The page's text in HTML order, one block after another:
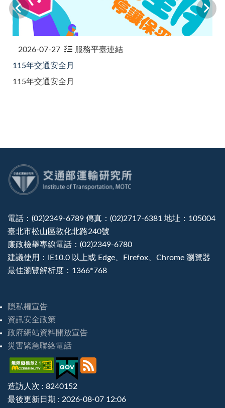
2026-07-27 服務平臺連結
115年交通安全月
115年交通安全月
電話：(02)2349-6789 傳真：(02)2717-6381 地址：105004
臺北市松山區敦化北路240號
廉政檢舉專線電話：(02)2349-6780
建議使用：IE10.0 以上或 Edge、Firefox、Chrome 瀏覽器
最佳瀏覽解析度：1366*768
隱私權宣告
資訊安全政策
政府網站資料開放宣告
災害緊急聯絡電話
造訪人次 : 8240152
最後更新日期 : 2026-08-07 12:06